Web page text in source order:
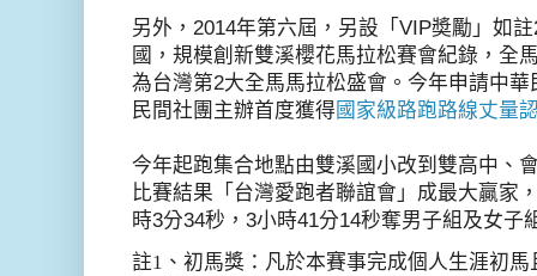
另外，2014年第六屆，另設「VIP奬勵」如
國，規模創新雙溪櫻花馬拉松賽會紀錄，全
為台灣第2大全馬馬拉松盛會。今年申請中
民間社團主辦首度獲得 國家級路跑路線丈量
今年起跑集合地點由雙溪國小改到雙高中、
比賽結果「台灣愛跑者聯誼會」成最大贏家
時3分34秒，3小時41分14秒奪男子組及女子
註1 、初馬獎：凡於本賽事完成個人生涯初